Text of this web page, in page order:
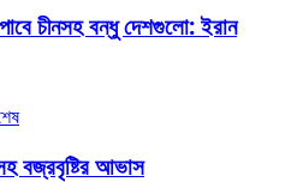
চীনসহ বন্ধু দেশগুলো: ইরান
বজ্রবৃষ্টির আভাস